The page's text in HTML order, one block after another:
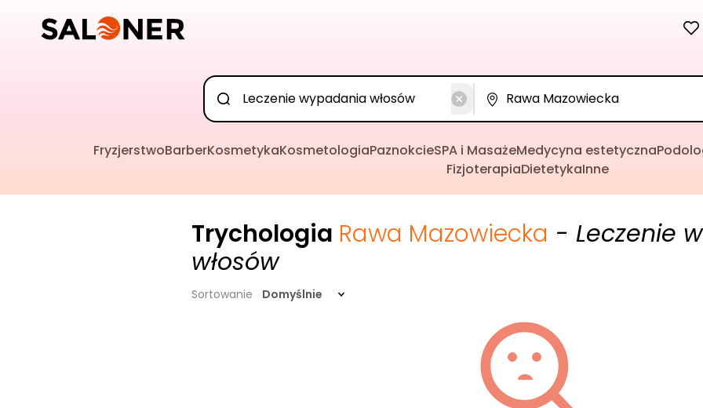
FryzjerstwoBarberKosmetykaKosmetologiaPaznokcieSPA i MasażeMedycyna estetyczna
FizjoterapiaDietetykaInne
Trychologia Rawa Mazowiecka - Leczenie
włosów
Sortowanie Domyślnie